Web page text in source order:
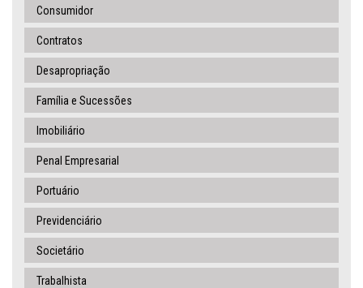
Consumidor
Contratos
Desapropriação
Família e Sucessões
Imobiliário
Penal Empresarial
Portuário
Previdenciário
Societário
Trabalhista